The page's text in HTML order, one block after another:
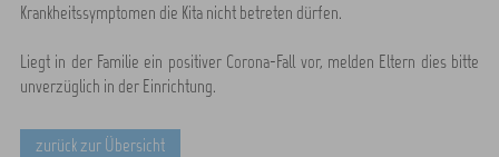
Krankheitssymptomen die Kita nicht betreten dürfen.
Liegt in der Familie ein positiver Corona-Fall vor, melden Eltern dies bitte
unverzüglich in der Einrichtung.
zurück zur Übersicht